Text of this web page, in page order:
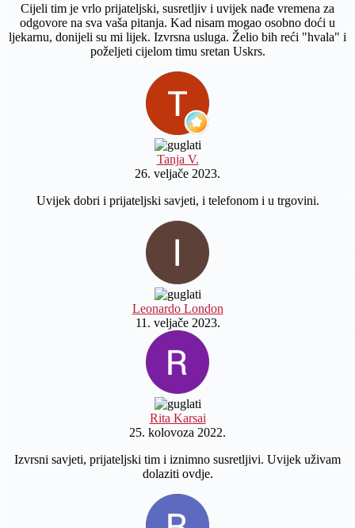
Cijeli tim je vrlo prijateljski, susretljiv i uvijek nađe vremena za
odgovore na sva vaša pitanja. Kad nisam mogao osobno doći u
ljekarnu, donijeli su mi lijek. Izvrsna usluga. Želio bih reći "hvala" i
poželjeti cijelom timu sretan Uskrs.
Tanja V.
26. veljače 2023.
Uvijek dobri i prijateljski savjeti, i telefonom i u trgovini.
Leonardo London
11. veljače 2023.
Rita Karsai
25. kolovoza 2022.
Izvrsni savjeti, prijateljski tim i iznimno susretljivi. Uvijek uživam
dolaziti ovdje.